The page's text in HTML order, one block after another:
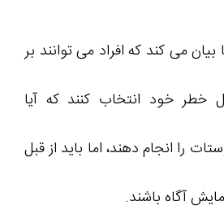
می کند که افراد می توانند بر
خود انتخاب کنند که آیا
را انجام دهند، اما باید از قبل
آگاه باشند.